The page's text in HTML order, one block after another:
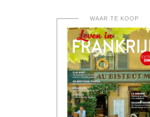
WAAR TE KOOP